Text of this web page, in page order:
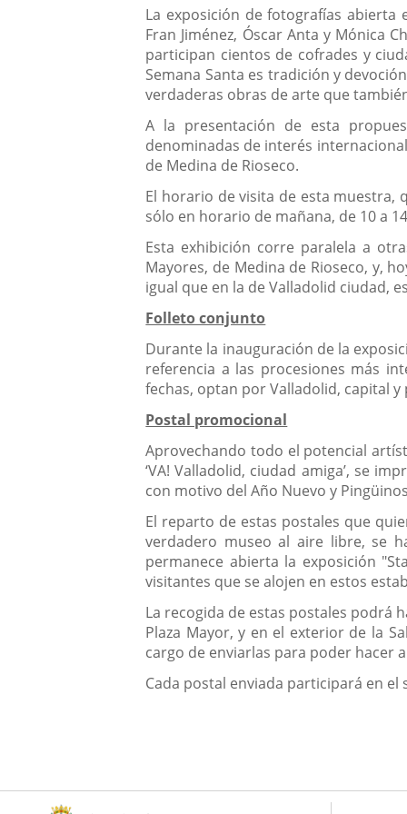
La exposición de fotografías abierta
Fran Jiménez, Óscar Anta y Mónica
participan cientos de cofrades y
Semana Santa es tradición y
verdaderas obras de arte que
A la presentación de esta
denominadas de interés
de Medina de Rioseco.
El horario de visita de esta muestra,
sólo en horario de mañana, de 10 a
Esta exhibición corre paralela a
Mayores, de Medina de Rioseco, y,
igual que en la de Valladolid ciudad,
Folleto conjunto
Durante la inauguración de la
referencia a las procesiones más
fechas, optan por Valladolid, capital
Postal promocional
Aprovechando todo el potencial
‘VA! Valladolid, ciudad amiga’, se
con motivo del Año Nuevo y
El reparto de estas postales que
verdadero museo al aire libre, se
permanece abierta la exposición
visitantes que se alojen en estos
La recogida de estas postales podrá
Plaza Mayor, y en el exterior de la
cargo de enviarlas para poder hacer
Cada postal enviada participará en